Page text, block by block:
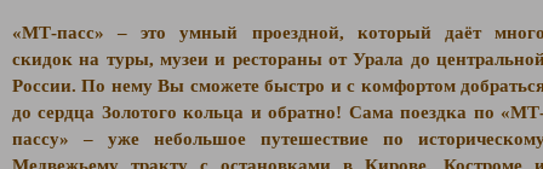
«МТ-пасс» – это умный проездной, который даёт
скидок на туры, музеи и рестораны от Урала до
России. По нему Вы сможете быстро и с комфортом
до сердца Золотого кольца и обратно! Сама поездка по «
пассу» – уже небольшое путешествие по